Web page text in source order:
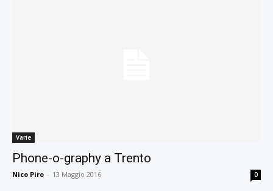
Varie
Phone-o-graphy a Trento
Nico Piro - 13 Maggio 2016 0